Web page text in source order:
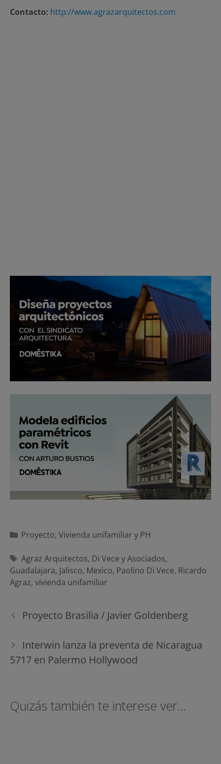
Contacto: http://www.agrazarquitectos.com
Categorías
Proyecto, Vivienda unifamiliar y PH
Etiquetas
Agraz Arquitectos, Di Vece y Asociados,
Guadalajara, Jalisco, Mexico, Paolino Di Vece, Ricardo
Agraz, vivienda unifamiliar
Navegación
Proyecto Brasilia / Javier Goldenberg
Interwin lanza la preventa de Nicaragua
5717 en Palermo Hollywood
Quizás también te interese ver...